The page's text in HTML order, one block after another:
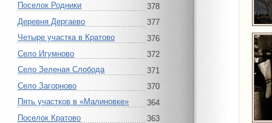
Поселок Родники
378
Деревня Дергаево
377
Четыре участка в Кратово
376
Село Игумново
372
Село Зеленая Слобода
371
Село Загорново
370
Пять участков в «Малиновке»
364
Поселок Кратово
363